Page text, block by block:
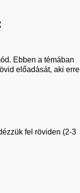
Ebben a témában
előadását, aki erre
fel röviden (2-3